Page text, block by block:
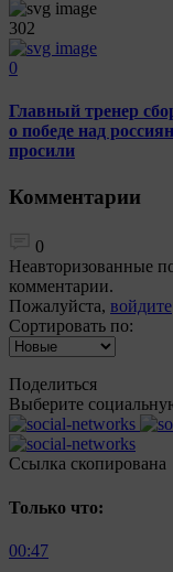
302
0
Главный тренер
о победе над
просили
Комментарии
0
Неавторизованные
комментарии.
Пожалуйста, войдите
Сортировать по:
Поделиться
Выберите
Ccылка скопирована
Только что:
00:47